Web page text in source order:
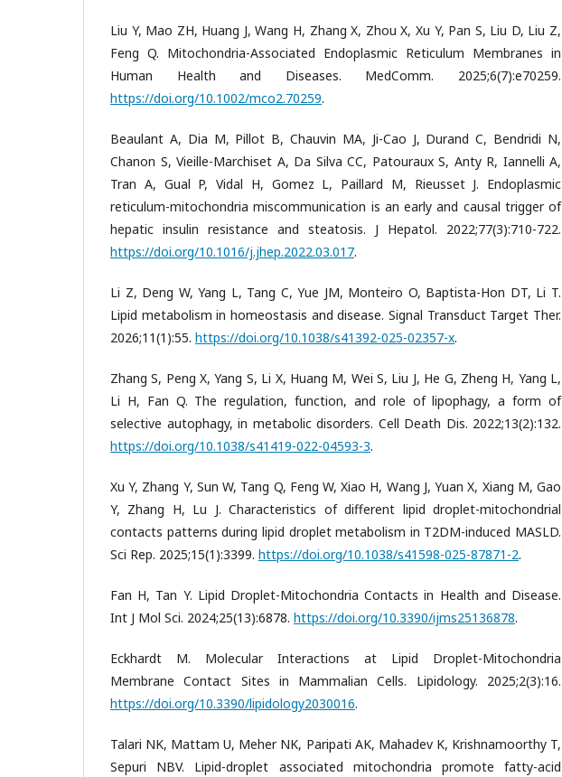
Liu Y, Mao ZH, Huang J, Wang H, Zhang X, Zhou X, Xu Y, Pan S, Liu D, Liu Z,
Feng Q. Mitochondria-Associated Endoplasmic Reticulum Membranes in
Human Health and Diseases. MedComm. 2025;6(7):e70259.
https://doi.org/10.1002/mco2.70259.
Beaulant A, Dia M, Pillot B, Chauvin MA, Ji-Cao J, Durand C, Bendridi N,
Chanon S, Vieille-Marchiset A, Da Silva CC, Patouraux S, Anty R, Iannelli A,
Tran A, Gual P, Vidal H, Gomez L, Paillard M, Rieusset J. Endoplasmic
reticulum-mitochondria miscommunication is an early and causal trigger of
hepatic insulin resistance and steatosis. J Hepatol. 2022;77(3):710-722.
https://doi.org/10.1016/j.jhep.2022.03.017.
Li Z, Deng W, Yang L, Tang C, Yue JM, Monteiro O, Baptista-Hon DT, Li T.
Lipid metabolism in homeostasis and disease. Signal Transduct Target Ther.
2026;11(1):55. https://doi.org/10.1038/s41392-025-02357-x.
Zhang S, Peng X, Yang S, Li X, Huang M, Wei S, Liu J, He G, Zheng H, Yang L,
Li H, Fan Q. The regulation, function, and role of lipophagy, a form of
selective autophagy, in metabolic disorders. Cell Death Dis. 2022;13(2):132.
https://doi.org/10.1038/s41419-022-04593-3.
Xu Y, Zhang Y, Sun W, Tang Q, Feng W, Xiao H, Wang J, Yuan X, Xiang M, Gao
Y, Zhang H, Lu J. Characteristics of different lipid droplet-mitochondrial
contacts patterns during lipid droplet metabolism in T2DM-induced MASLD.
Sci Rep. 2025;15(1):3399. https://doi.org/10.1038/s41598-025-87871-2.
Fan H, Tan Y. Lipid Droplet-Mitochondria Contacts in Health and Disease.
Int J Mol Sci. 2024;25(13):6878. https://doi.org/10.3390/ijms25136878.
Eckhardt M. Molecular Interactions at Lipid Droplet-Mitochondria
Membrane Contact Sites in Mammalian Cells. Lipidology. 2025;2(3):16.
https://doi.org/10.3390/lipidology2030016.
Talari NK, Mattam U, Meher NK, Paripati AK, Mahadev K, Krishnamoorthy T,
Sepuri NBV. Lipid-droplet associated mitochondria promote fatty-acid